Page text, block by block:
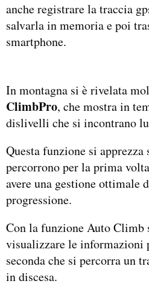
anche registrare la traccia
salvarla in memoria e poi
smartphone.
In montagna si è rivelata
ClimbPro, che mostra in
dislivelli che si incontrano
Questa funzione si
percorrono per la prima
avere una gestione ottimale
progressione.
Con la funzione Auto Climb
visualizzare le informazioni
seconda che si percorra un
in discesa.